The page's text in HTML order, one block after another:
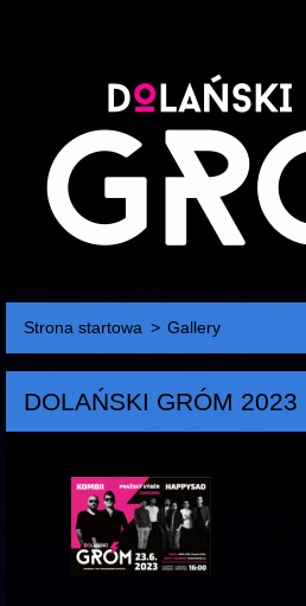
Strona startowa > Gallery
DOLAŃSKI GRÓM 2023